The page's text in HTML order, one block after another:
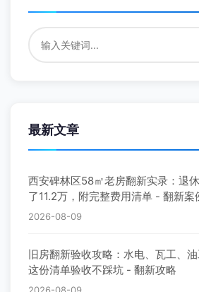
最新文章
西安碑林区58㎡老房翻新实录：退
了11.2万，附完整费用清单 - 翻新案
2026-08-09
旧房翻新验收攻略：水电、瓦工、
这份清单验收不踩坑 - 翻新攻略
2026-08-09